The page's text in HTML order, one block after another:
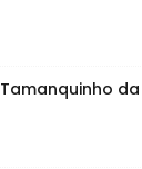
Tamanquinho